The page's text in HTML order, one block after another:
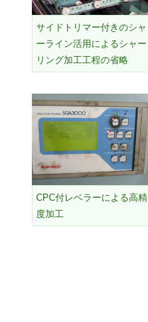
サイドトリマー付きのシャ
ーライン活用によるシャー
リング加工工程の省略
CPC付レベラーによる高精
度加工